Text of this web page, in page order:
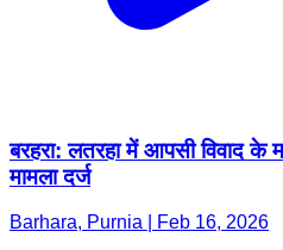
बरहरा: लतरहा में आपसी विवाद के
मामला दर्ज
Barhara, Purnia | Feb 16, 2026